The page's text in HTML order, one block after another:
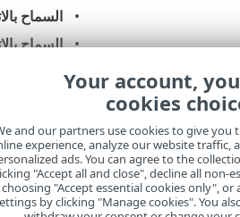
السماح
السماح
السماح
السماح
للحد من
Your account,
cookies
and our partners use cookies to give you
experience, analyze our website traffic,
ads. You can agree to the
"Accept all and close", decline all non-
choosing "Accept essential cookies only", or
by clicking "Manage cookies". You